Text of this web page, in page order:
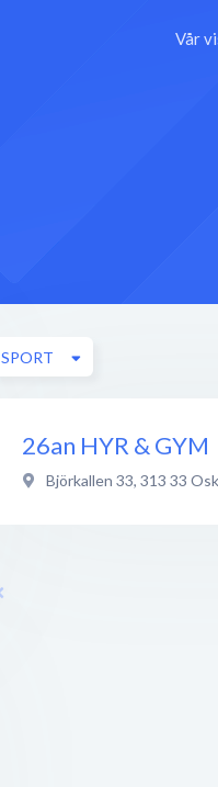
Vår
SPORT
26an HYR & GYM
Björkallen 33, 313 33